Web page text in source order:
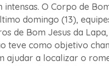
intensas. O Corpo de
domingo (13),
de Bom Jesus da
teve como objetivo
ajudar a localizar o